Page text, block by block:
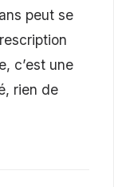
peut se
c’est une
rien de